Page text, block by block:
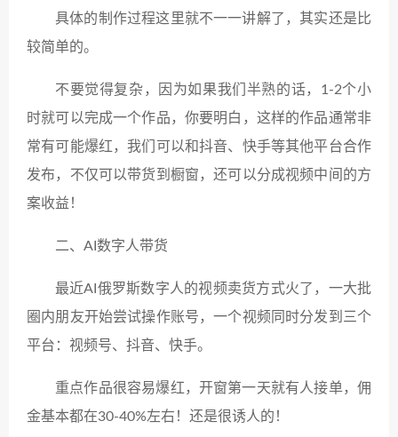
具体的制作过程这里就不一一讲解了，其实还是比
较简单的。
不要觉得复杂，因为如果我们半熟的话，1-2个小
时就可以完成一个作品，你要明白，这样的作品通常非
常有可能爆红，我们可以和抖音、快手等其他平台合作
发布，不仅可以带货到橱窗，还可以分成视频中间的方
案收益！
二、AI数字人带货
最近AI俄罗斯数字人的视频卖货方式火了，一大批
圈内朋友开始尝试操作账号，一个视频同时分发到三个
平台：视频号、抖音、快手。
重点作品很容易爆红，开窗第一天就有人接单，佣
金基本都在30-40%左右！还是很诱人的！